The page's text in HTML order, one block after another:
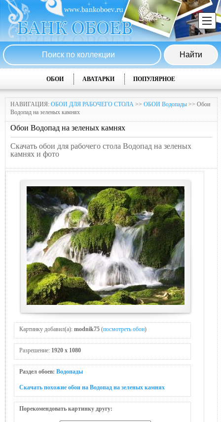
ОБОИ АВАТАРКИ ПОПУЛЯРНОЕ
НАВИГАЦИЯ: ОБОИ ДЛЯ РАБОЧЕГО СТОЛА >> ОБОИ Водопады >> Обои
Водопад на зеленых камнях
Обои Водопад на зеленых камнях
Скачать обои для рабочего стола Водопад на зеленых
камнях и фото
Картинку добавил(а): modnik75 (посмотреть обои)
Разрешение: 1920 x 1080
Раздел обоев: Водопады
Скачать похожие обои на Водопад на зеленых камнях
Порекомендовать картинку другу: